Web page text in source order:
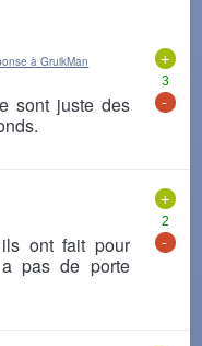
+
3
-
à GruikMan
sont juste des
+
2
-
ont fait pour
pas de porte